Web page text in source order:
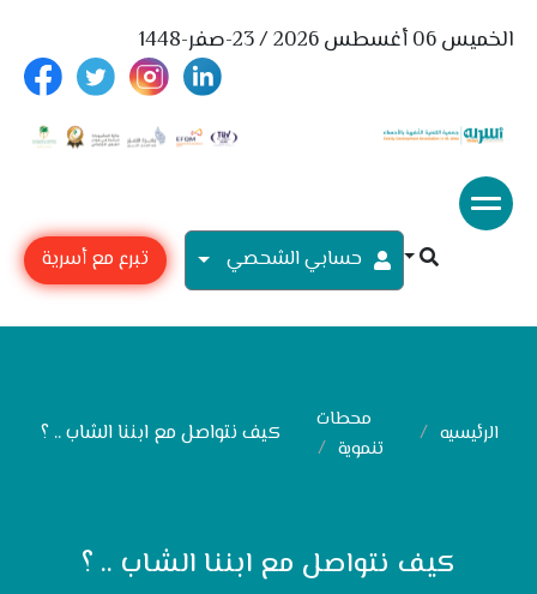
الخميس 06 أغسطس 2026 / 23-صفر-1448
حسابي الشحصي تبرع مع أسرية
الرئيسيه
محطات
تنموية
كيف نتواصل مع ابننا الشاب .. ؟
كيف نتواصل مع ابننا الشاب .. ؟